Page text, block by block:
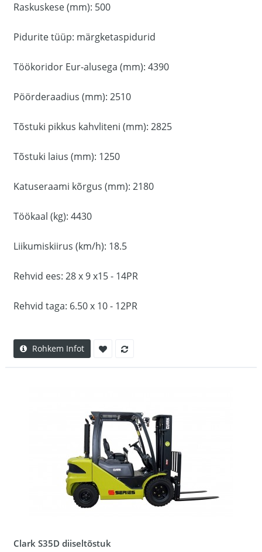
Raskuskese (mm): 500
Pidurite tüüp: märgketaspidurid
Töökoridor Eur-alusega (mm): 4390
Pöörderaadius (mm): 2510
Tõstuki pikkus kahvliteni (mm): 2825
Tõstuki laius (mm): 1250
Katuseraami kõrgus (mm): 2180
Töökaal (kg): 4430
Liikumiskiirus (km/h): 18.5
Rehvid ees: 28 x 9 x15 - 14PR
Rehvid taga: 6.50 x 10 - 12PR
Rohkem Infot
Clark S35D diiseltõstuk